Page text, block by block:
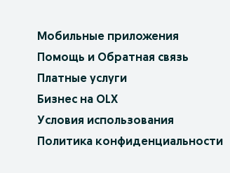
Мобильные приложения
Помощь и Обратная связь
Платные услуги
Бизнес на OLX
Условия использования
Политика конфиденциальности